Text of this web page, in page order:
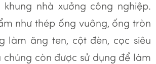
nhà xưởng công nghiệp.
như thép ống vuông, ống tròn
làm ăng ten, cột đèn, cọc siêu
còn được sử dụng để làm